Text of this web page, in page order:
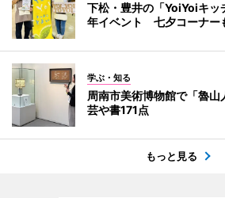
下松・豊井の「YoiYoiキッ
年イベント 七夕コーナー
学ぶ・知る
周南市美術博物館で「魯
芸や書171点
もっと見る